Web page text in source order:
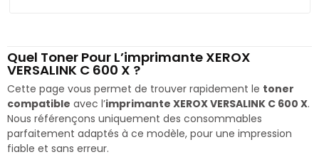
Quel Toner Pour L’imprimante XEROX
VERSALINK C 600 X ?
Cette page vous permet de trouver rapidement le toner
compatible avec l’imprimante XEROX VERSALINK C 600 X.
Nous référençons uniquement des consommables
parfaitement adaptés à ce modèle, pour une impression
fiable et sans erreur.